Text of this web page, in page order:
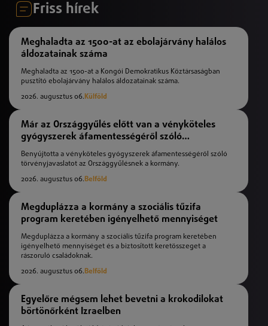
Friss hírek
Meghaladta az 1500-at az ebolajárvány halálos
áldozatainak száma
Meghaladta az 1500-at a Kongói Demokratikus Köztársaságban
pusztító ebolajárvány halálos áldozatainak száma.
2026. augusztus 06. Külföld
Már az Országgyűlés előtt van a vényköteles
gyógyszerek áfamentességéről szóló
Benyújtotta a vényköteles gyógyszerek áfamentességéről szóló
törvényjavaslatot az Országgyűlésnek a kormány.
2026. augusztus 06.Belföld
Megduplázza a kormány a szociális tűzifa
program keretében igényelhető mennyiséget
Megduplázza a kormány a szociális tűzifa program keretében
igényelhető mennyiséget és a biztosított keretösszeget a
rászoruló családoknak.
2026. augusztus 06.Belföld
Egyelőre mégsem lehet bevetni a krokodilokat
börtönőrként Izraelben